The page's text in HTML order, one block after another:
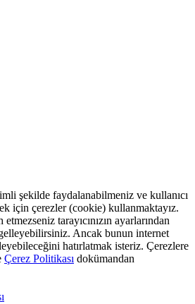
şekilde faydalanabilmeniz ve kullanıcı
için çerezler (cookie) kullanmaktayız.
tarayıcınızın ayarlarından
Ancak bunun internet
hatırlatmak isteriz. Çerezlere
Çerez Politikası dokümandan